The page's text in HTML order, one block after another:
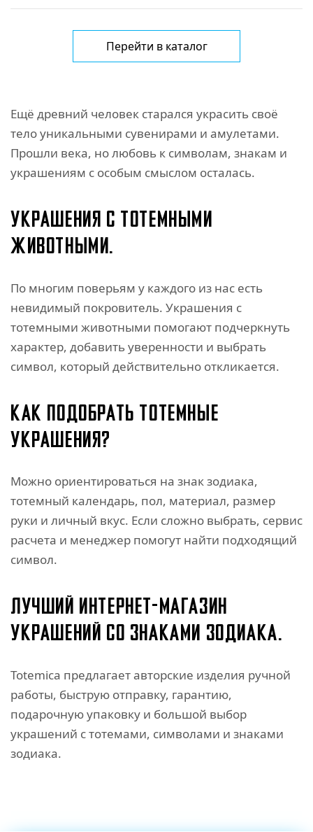
Перейти в каталог
Ещё древний человек старался украсить своё
тело уникальными сувенирами и амулетами.
Прошли века, но любовь к символам, знакам и
украшениям с особым смыслом осталась.
УКРАШЕНИЯ С ТОТЕМНЫМИ
ЖИВОТНЫМИ.
По многим поверьям у каждого из нас есть
невидимый покровитель. Украшения с
тотемными животными помогают подчеркнуть
характер, добавить уверенности и выбрать
символ, который действительно откликается.
КАК ПОДОБРАТЬ ТОТЕМНЫЕ
УКРАШЕНИЯ?
Можно ориентироваться на знак зодиака,
тотемный календарь, пол, материал, размер
руки и личный вкус. Если сложно выбрать, сервис
расчета и менеджер помогут найти подходящий
символ.
ЛУЧШИЙ ИНТЕРНЕТ-МАГАЗИН
УКРАШЕНИЙ СО ЗНАКАМИ ЗОДИАКА.
Totemica предлагает авторские изделия ручной
работы, быструю отправку, гарантию,
подарочную упаковку и большой выбор
украшений с тотемами, символами и знаками
зодиака.